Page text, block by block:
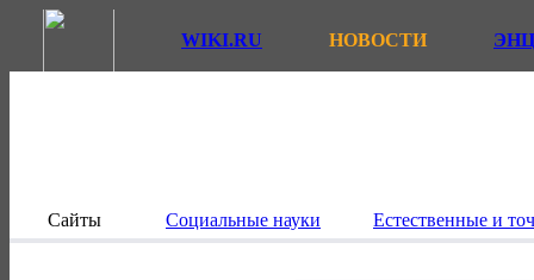
WIKI.RU НОВОСТИ
Сайты Социальные науки Естественные и